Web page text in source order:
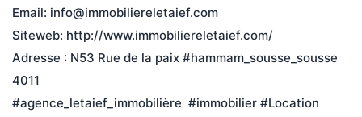
Email: info@immobiliereletaief.com
Siteweb: http://www.immobiliereletaief.com/
Adresse : N53 Rue de la paix #hammam_sousse_sousse
4011
#agence_letaief_immobilière #immobilier #Location